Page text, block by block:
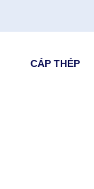
CÁP THÉP